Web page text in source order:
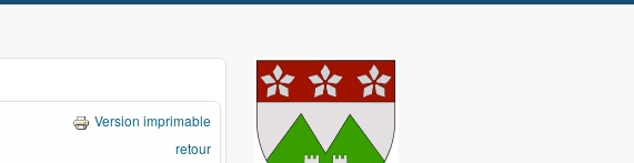
Version imprimable
retour